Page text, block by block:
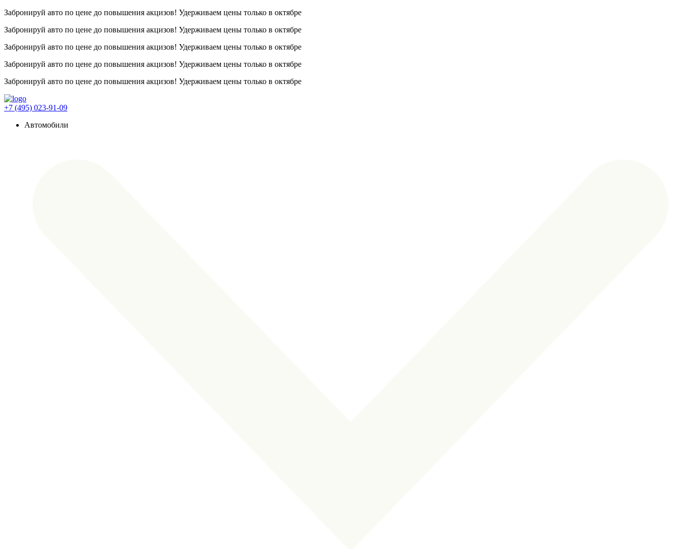
Забронируй авто по цене до повышения акцизов! Удерживаем цены только в октябре
Забронируй авто по цене до повышения акцизов! Удерживаем цены только в октябре
Забронируй авто по цене до повышения акцизов! Удерживаем цены только в октябре
Забронируй авто по цене до повышения акцизов! Удерживаем цены только в октябре
Забронируй авто по цене до повышения акцизов! Удерживаем цены только в октябре
+7 (495) 023-91-09
Автомобили